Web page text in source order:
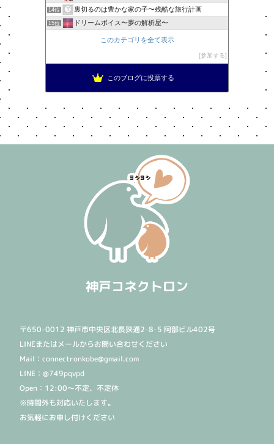
14位 裏切るのは豊かな家の子〜残酷な旅行計画
15位 ドリームボイス〜夢の解析屋〜
このカテゴリを全て表示
参加する
このブログに投票する
神戸コネクトロン
〒650-0012 神戸市中央区北長狭通2-8-5 阿部ビル402号
LINEまたはメールからお問い合わせください
Mail：connectronkobe@gmail.com
LINE：@749pqvpd
Open：12:00〜不定、不定休
※時間外も対応いたします。
お気軽にお申し付けください